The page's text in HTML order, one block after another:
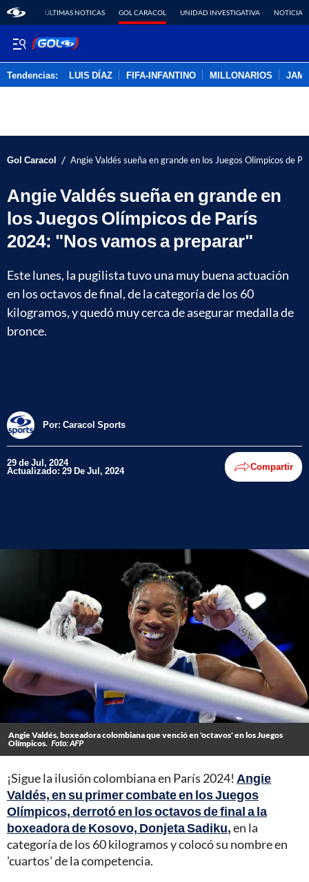
ÚLTIMAS NOTICAS GOL CARACOL UNIDAD INVESTIGATIVA NOTICIAS
Tendencias: LUIS DÍAZ FIFA-INFANTINO MILLONARIOS
Gol Caracol / Angie Valdés sueña en grande en los Juegos Olímpicos de
Angie Valdés sueña en grande en
los Juegos Olímpicos de París
2024: "Nos vamos a preparar"
Este lunes, la pugilista tuvo una muy buena actuación
en los octavos de final, de la categoría de los 60
kilogramos, y quedó muy cerca de asegurar medalla de
bronce.
Por: Caracol Sports
29 de Jul, 2024
Actualizado: 29 De Jul, 2024 Compartir
Angie Valdés, boxeadora colombiana que venció en 'octavos' en los Juegos
Olímpicos. Foto: AFP
¡Sigue la ilusión colombiana en París 2024! Angie
Valdés, en su primer combate en los Juegos
Olímpicos, derrotó en los octavos de final a la
boxeadora de Kosovo, Donjeta Sadiku,en la
categoría de los 60 kilogramos y colocó su nombre en
'cuartos' de la competencia.